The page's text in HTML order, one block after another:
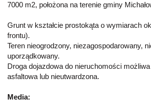
7000 m2, położona na terenie gminy
Grunt w kształcie prostokąta o wymiarach
frontu).
Teren nieogrodzony, niezagospodarowany,
uporządkowany.
Droga dojazdowa do nieruchomości
asfaltowa lub nieutwardzona.
Media: